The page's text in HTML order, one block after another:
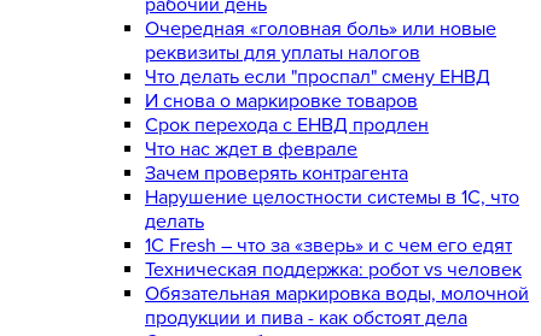
Очередная «головная боль» или новые
реквизиты для уплаты налогов
Что делать если "проспал" смену ЕНВД
И снова о маркировке товаров
Срок перехода с ЕНВД продлен
Что нас ждет в феврале
Зачем проверять контрагента
Нарушение целостности системы в 1С, что
делать
1С Fresh – что за «зверь» и с чем его едят
Техническая поддержка: робот vs человек
Обязательная маркировка воды, молочной
продукции и пива - как обстоят дела